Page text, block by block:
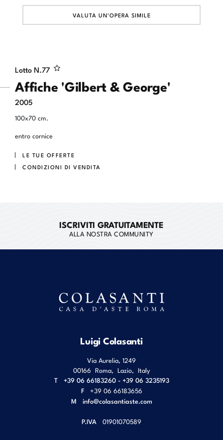
Lotto N.77
Affiche 'Gilbert & George'
2005
100x70 cm.
entro cornice
LE TUE OFFERTE
CONDIZIONI DI VENDITA
VALUTA UN'OPERA SIMILE
ISCRIVITI GRATUITAMENTE
ALLA NOSTRA COMMUNITY
Luigi Colasanti
Via Aurelia, 1249
00166 Roma, Lazio, Italy
T
+39 06 66183260 - +39 06 3235193
F
+39 06 66183656
M info@colasantiaste.com
P.IVA 01901070589